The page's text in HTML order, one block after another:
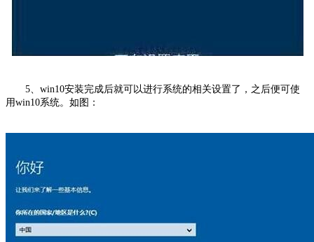
5、win10安装完成后就可以进行系统的相关设置了，之后便可使
用win10系统。如图：